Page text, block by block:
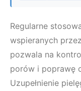
Regularne
wspieranych
pozwala na
porów i poprawę
Uzupełnienie